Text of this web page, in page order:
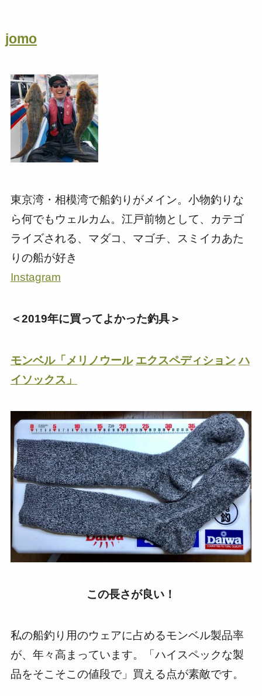
jomo
東京湾・相模湾で船釣りがメイン。小物釣りな
ら何でもウェルカム。江戸前物として、カテゴ
ライズされる、マダコ、マゴチ、スミイカあた
りの船が好き
Instagram
＜2019年に買ってよかった釣具＞
モンベル「メリノウール エクスペディション ハ
イソックス」
この長さが良い！
私の船釣り用のウェアに占めるモンベル製品率
が、年々高まっています。「ハイスペックな製
品をそこそこの値段で」買える点が素敵です。